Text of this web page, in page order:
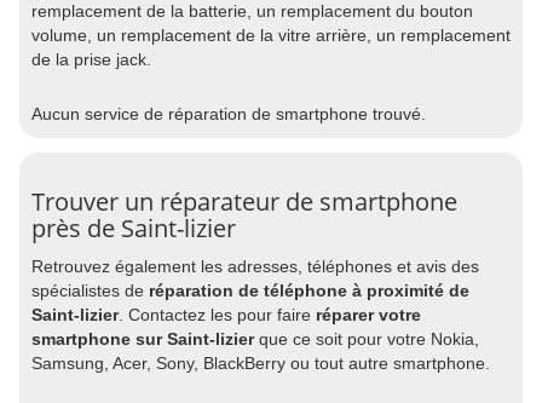
remplacement de la batterie, un remplacement du bouton
volume, un remplacement de la vitre arrière, un remplacement
de la prise jack.
Aucun service de réparation de smartphone trouvé.
Trouver un réparateur de smartphone
près de Saint-lizier
Retrouvez également les adresses, téléphones et avis des
spécialistes de réparation de téléphone à proximité de
Saint-lizier. Contactez les pour faire réparer votre
smartphone sur Saint-lizierque ce soit pour votre Nokia,
Samsung, Acer, Sony, BlackBerry ou tout autre smartphone.